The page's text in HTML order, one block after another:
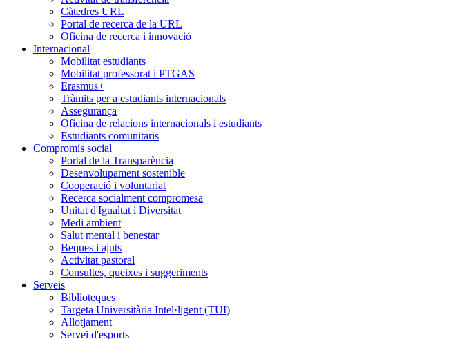
Càtedres URL
Portal de recerca de la URL
Oficina de recerca i innovació
Internacional
Mobilitat estudiants
Mobilitat professorat i PTGAS
Erasmus+
Tràmits per a estudiants internacionals
Assegurança
Oficina de relacions internacionals i estudiants
Estudiants comunitaris
Compromís social
Portal de la Transparència
Desenvolupament sostenible
Cooperació i voluntariat
Recerca socialment compromesa
Unitat d'Igualtat i Diversitat
Medi ambient
Salut mental i benestar
Beques i ajuts
Activitat pastoral
Consultes, queixes i suggeriments
Serveis
Biblioteques
Targeta Universitària Intel·ligent (TUI)
Allotjament
Servei d'esports